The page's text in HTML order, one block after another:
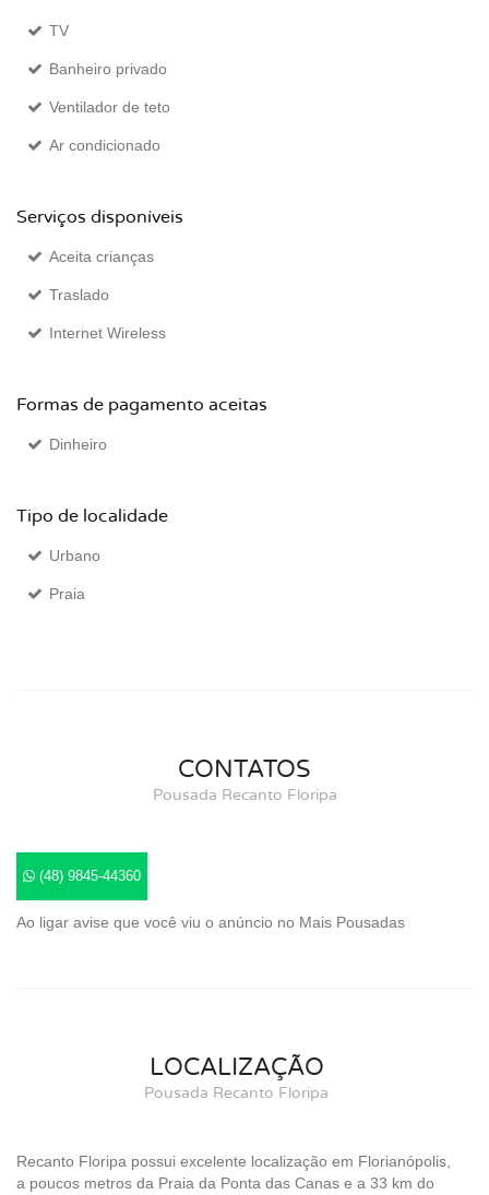
TV
Banheiro privado
Ventilador de teto
Ar condicionado
Serviços disponíveis
Aceita crianças
Traslado
Internet Wireless
Formas de pagamento aceitas
Dinheiro
Tipo de localidade
Urbano
Praia
CONTATOS
Pousada Recanto Floripa
(48) 9845-44360
Ao ligar avise que você viu o anúncio no Mais Pousadas
LOCALIZAÇÃO
Pousada Recanto Floripa
Recanto Floripa possui excelente localização em Florianópolis,
a poucos metros da Praia da Ponta das Canas e a 33 km do